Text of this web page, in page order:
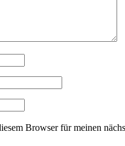
Browser für meinen